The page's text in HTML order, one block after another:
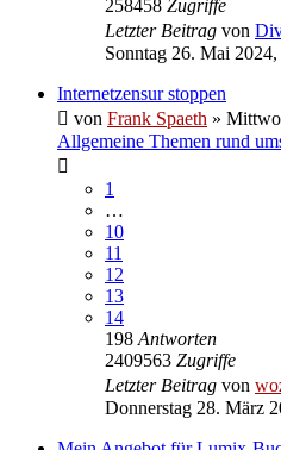
258458 Zugriffe
Letzter Beitrag von
Sonntag 26. Mai 2024,
Internetzensur stoppen
von Frank Spaeth »
Allgemeine Themen rund
1
…
10
11
12
13
14
198 Antworten
2409563 Zugriffe
Letzter Beitrag von
Donnerstag 28. März